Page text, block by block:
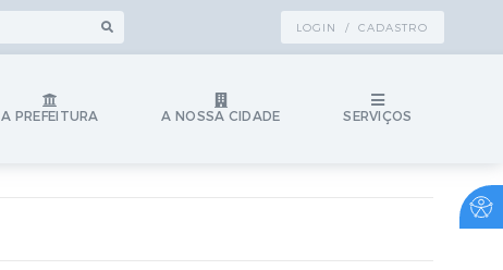
LOGIN / CADASTRO
A PREFEITURA A NOSSA CIDADE SERVIÇOS